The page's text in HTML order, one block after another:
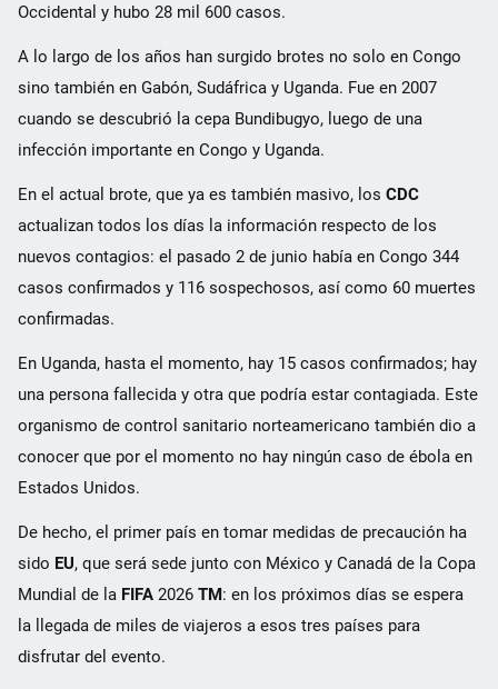
Occidental y hubo 28 mil 600 casos.
A lo largo de los años han surgido brotes no solo en Congo
sino también en Gabón, Sudáfrica y Uganda. Fue en 2007
cuando se descubrió la cepa Bundibugyo, luego de una
infección importante en Congo y Uganda.
En el actual brote, que ya es también masivo, los CDC
actualizan todos los días la información respecto de los
nuevos contagios: el pasado 2 de junio había en Congo 344
casos confirmados y 116 sospechosos, así como 60 muertes
confirmadas.
En Uganda, hasta el momento, hay 15 casos confirmados; hay
una persona fallecida y otra que podría estar contagiada. Este
organismo de control sanitario norteamericano también dio a
conocer que por el momento no hay ningún caso de ébola en
Estados Unidos.
De hecho, el primer país en tomar medidas de precaución ha
sido EU, que será sede junto con México y Canadá de la Copa
Mundial de la FIFA 2026 TM: en los próximos días se espera
la llegada de miles de viajeros a esos tres países para
disfrutar del evento.